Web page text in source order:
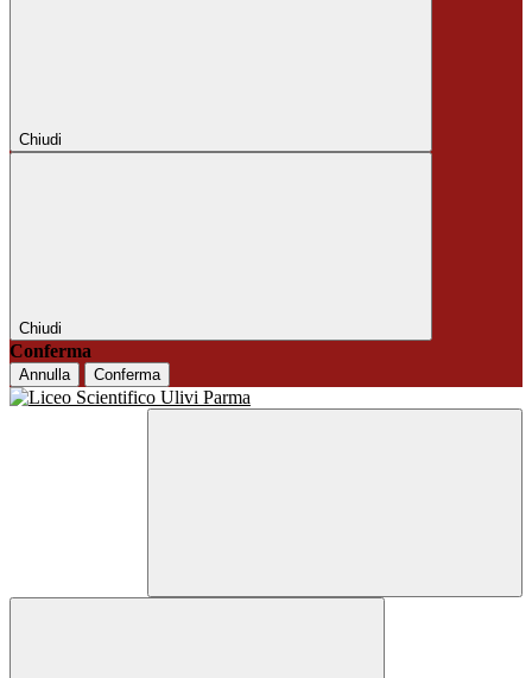
Chiudi
Chiudi
Conferma
Annulla Conferma